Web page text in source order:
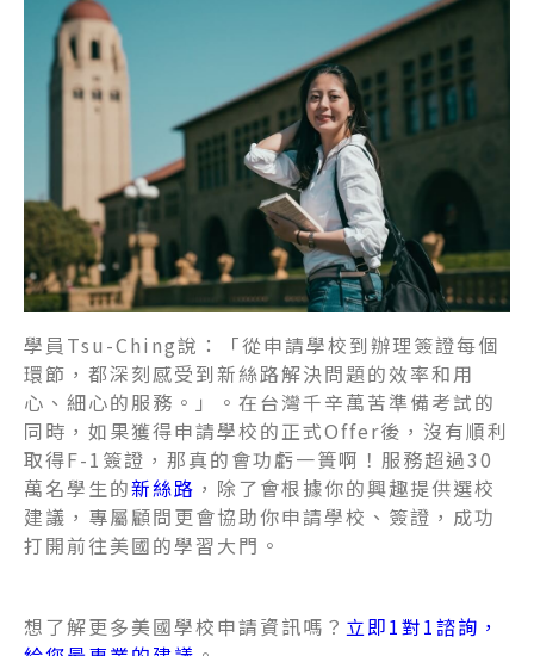
學員Tsu-Ching說：「從申請學校到辦理簽證每個
環節，都深刻感受到新絲路解決問題的效率和用
心、細心的服務。」。在台灣千辛萬苦準備考試的
同時，如果獲得申請學校的正式Offer後，沒有順利
取得F-1簽證，那真的會功虧一簣啊！服務超過30
萬名學生的新絲路 ，除了會根據你的興趣提供選校
建議，專屬顧問更會協助你申請學校、簽證，成功
打開前往美國的學習大門。
想了解更多美國學校申請資訊嗎？ 立即1對1諮詢，